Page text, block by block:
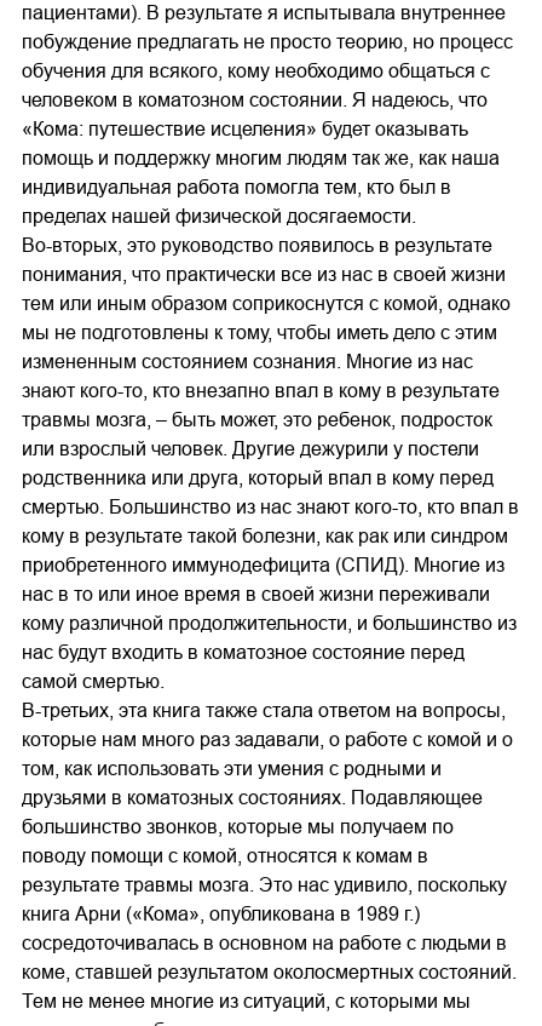
пациентами). В результате я испытывала внутреннее
побуждение предлагать не просто теорию, но процесс
обучения для всякого, кому необходимо общаться с
человеком в коматозном состоянии. Я надеюсь, что
«Кома: путешествие исцеления» будет оказывать
помощь и поддержку многим людям так же, как наша
индивидуальная работа помогла тем, кто был в
пределах нашей физической досягаемости.
Во-вторых, это руководство появилось в результате
понимания, что практически все из нас в своей жизни
тем или иным образом соприкоснутся с комой, однако
мы не подготовлены к тому, чтобы иметь дело с этим
измененным состоянием сознания. Многие из нас
знают кого-то, кто внезапно впал в кому в результате
травмы мозга, – быть может, это ребенок, подросток
или взрослый человек. Другие дежурили у постели
родственника или друга, который впал в кому перед
смертью. Большинство из нас знают кого-то, кто впал в
кому в результате такой болезни, как рак или синдром
приобретенного иммунодефицита (СПИД). Многие из
нас в то или иное время в своей жизни переживали
кому различной продолжительности, и большинство из
нас будут входить в коматозное состояние перед
самой смертью.
В-третьих, эта книга также стала ответом на вопросы,
которые нам много раз задавали, о работе с комой и о
том, как использовать эти умения с родными и
друзьями в коматозных состояниях. Подавляющее
большинство звонков, которые мы получаем по
поводу помощи с комой, относятся к комам в
результате травмы мозга. Это нас удивило, поскольку
книга Арни («Кома», опубликована в 1989 г.)
сосредоточивалась в основном на работе с людьми в
коме, ставшей результатом околосмертных состояний.
Тем не менее многие из ситуаций, с которыми мы